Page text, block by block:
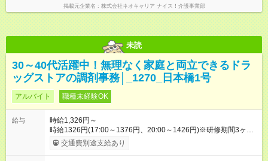
掲載元企業名 株式会社ネオキャリア ナイス！介護事業部
未読
30～40代活躍中！無理なく家庭と両立できるドラ
ッグストアの調剤事務│_1270_日本橋1号
アルバイト 職種未経験OK
給与
時給1,326円～
時給1326円(17:00～1376円、20:00～1426円)※研修期間3ヶ月
以降、社内試験による更新判定あり 社内試験合格後、時給＋50
～100円の昇給あり （大学生は＋20円） 試用期間あり：入社日
交通費別途支給あり